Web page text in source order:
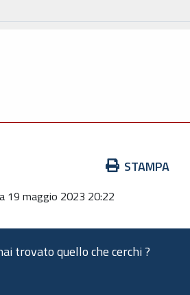
STAMPA
19 maggio 2023 20:22
trovato quello che cerchi ?